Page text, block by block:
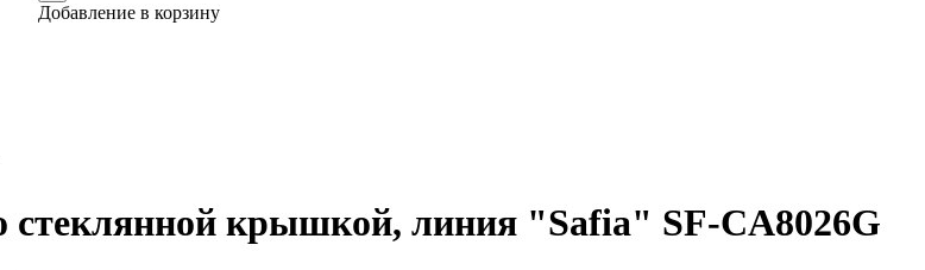
стеклянной крышкой, линия "Safia" SF-CA8026G
Добавление в корзину